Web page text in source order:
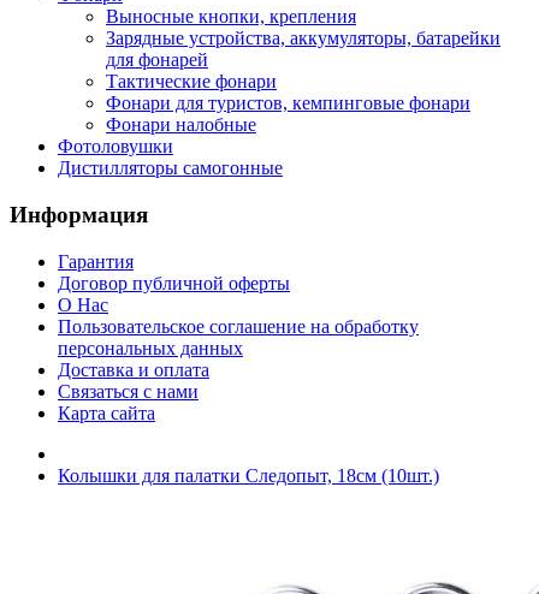
Выносные кнопки, крепления
Зарядные устройства, аккумуляторы, батарейки
для фонарей
Тактические фонари
Фонари для туристов, кемпинговые фонари
Фонари налобные
Фотоловушки
Дистилляторы самогонные
Информация
Гарантия
Договор публичной оферты
О Нас
Пользовательское соглашение на обработку
персональных данных
Доставка и оплата
Связаться с нами
Карта сайта
Колышки для палатки Следопыт, 18см (10шт.)